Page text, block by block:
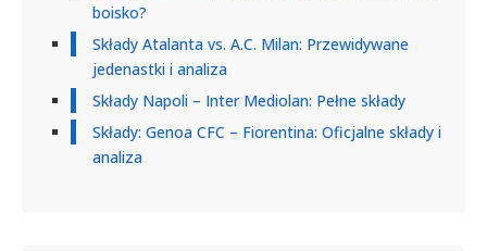
boisko?
Składy Atalanta vs. A.C. Milan: Przewidywane
jedenastki i analiza
Składy Napoli – Inter Mediolan: Pełne składy
Składy: Genoa CFC – Fiorentina: Oficjalne składy i
analiza